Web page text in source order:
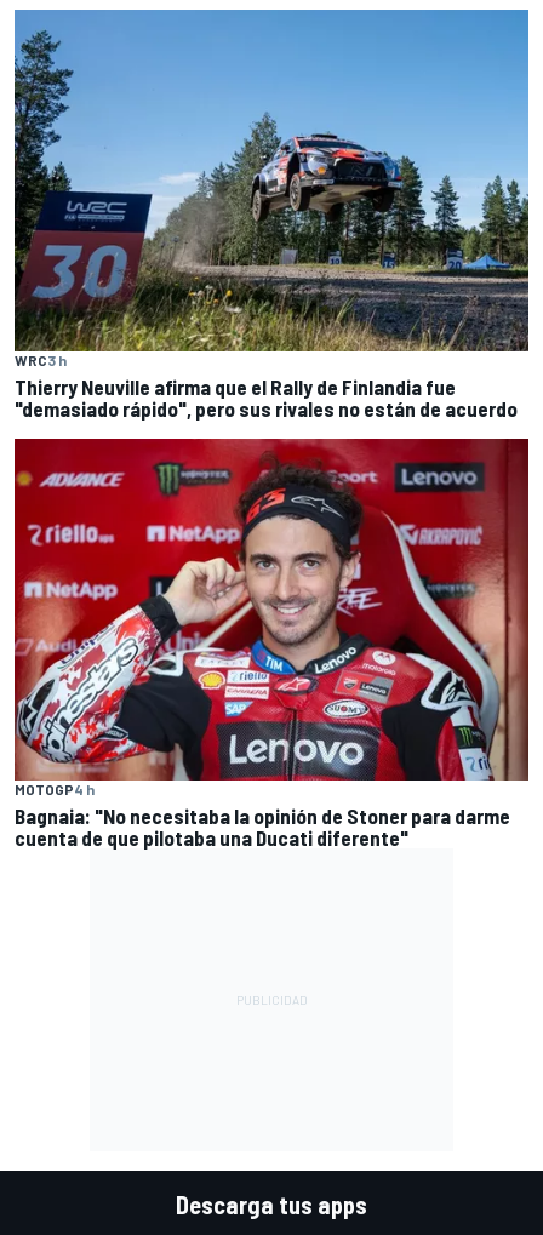
WRC3 h
Thierry Neuville afirma que el Rally de Finlandia fue
"demasiado rápido", pero sus rivales no están de acuerdo
MOTOGP4 h
Bagnaia: "No necesitaba la opinión de Stoner para darme
cuenta de que pilotaba una Ducati diferente"
Descarga tus apps